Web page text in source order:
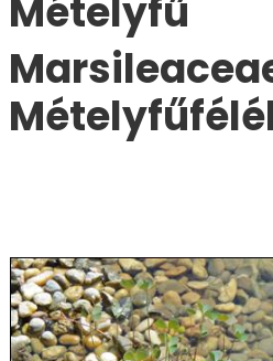
Mételyfű